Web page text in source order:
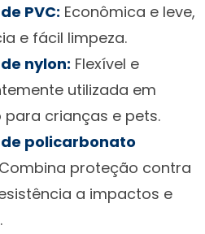
PVC: Econômica e leve,
e fácil limpeza.
nylon: Flexível e
utilizada em
crianças e pets.
policarbonato
Combina proteção contra
a impactos e